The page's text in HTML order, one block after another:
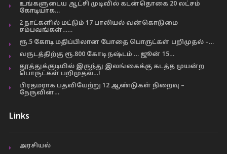
உங்களுடைய ஆட்சி முடிவில் கடன்தொகை 20 லட்சம்
கோடியாக…
2 நாட்களில் மட்டும் 17 பாலியல் வன்கொடுமை
சம்பவங்கள்……
ரூ.5 கோடி மதிப்பிலான போதை பொருட்கள் பறிமுதல் –…
வருடத்திற்கு ரூ.800 கோடி நஷ்டம் … ஜூன் 15…
தூத்துக்குடியில் இருந்து இலங்கைக்கு கடத்த முயன்ற
பொருட்கள் பறிமுதல்…!
பிரதமராக பதவியேற்று 12 ஆண்டுகள் நிறைவு –
நேருவின்…
Links
அரசியல்